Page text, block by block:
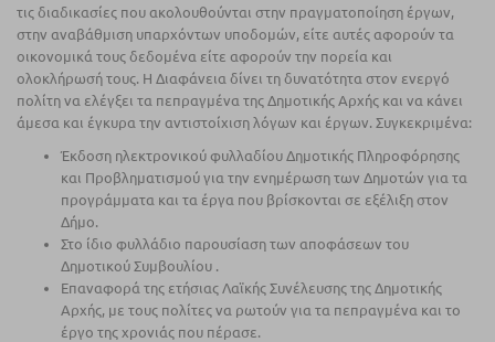
τις διαδικασίες που ακολουθούνται στην πραγματοποίηση έργων,
στην αναβάθμιση υπαρχόντων υποδομών, είτε αυτές αφορούν τα
οικονομικά τους δεδομένα είτε αφορούν την πορεία και
ολοκλήρωσή τους. Η Διαφάνεια δίνει τη δυνατότητα στον ενεργό
πολίτη να ελέγξει τα πεπραγμένα της Δημοτικής Αρχής και να κάνει
άμεσα και έγκυρα την αντιστοίχιση λόγων και έργων. Συγκεκριμένα:
Έκδοση ηλεκτρονικού φυλλαδίου Δημοτικής Πληροφόρησης
και Προβληματισμού για την ενημέρωση των Δημοτών για τα
προγράμματα και τα έργα που βρίσκονται σε εξέλιξη στον
Δήμο.
Στο ίδιο φυλλάδιο παρουσίαση των αποφάσεων του
Δημοτικού Συμβουλίου .
Επαναφορά της ετήσιας Λαϊκής Συνέλευσης της Δημοτικής
Αρχής, με τους πολίτες να ρωτούν για τα πεπραγμένα και το
έργο της χρονιάς που πέρασε.